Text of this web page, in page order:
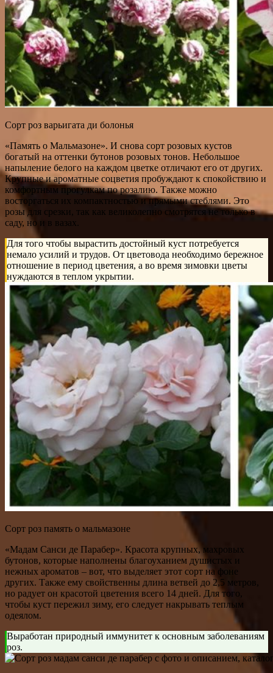
Сорт роз варьигата ди болонья
«Память о Мальмазоне». И снова сорт розовых кустов
богатый на оттенки бутонов розовых тонов. Небольшое
напыление белого на каждом цветке отличают его от других.
Крупные и ароматные соцветия пробуждают к спокойствию и
комфортным прогулкам по розалию. Также можно
восторгаться их компактностью и прямыми стеблями. Это
розы для срезки, так как великолепно смотрятся не только в
саду, но и в вазах.
Для того чтобы вырастить достойный куст потребуется
немало усилий и трудов. От цветовода необходимо бережное
отношение в период цветения, а во время зимовки цветы
нуждаются в теплом укрытии.
Сорт роз память о мальмазоне
«Мадам Санси де Парабер». Красота крупных, махровых
бутонов, которые наполнены благоуханием душистых и
нежных ароматов – вот, что выделяет этот сорт на фоне
других. Также ему свойственны длина ветвей до 2,5 метров,
но радует он красотой цветения всего 14 дней. Для того,
чтобы куст пережил зиму, его следует накрывать теплым
одеялом.
Выработан природный иммунитет к основным заболеваниям
роз.